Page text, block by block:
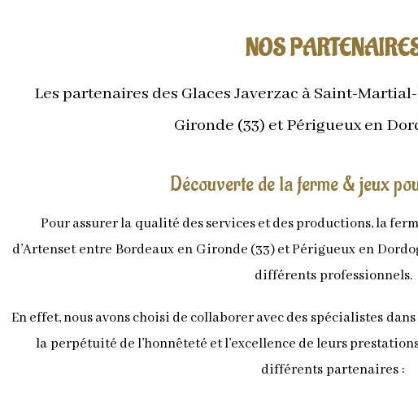
NOS
Les partenaires des Glaces Javerzac à Saint-
Gironde (33) et Périgueux en
Découverte de la ferme & jeux
Pour assurer la qualité des services et des productions, la
d’Artenset entre Bordeaux en Gironde (33) et Périgueux en
différents professionnels.
En effet, nous avons choisi de collaborer avec des spécialistes
la perpétuité de l’honnêteté et l’excellence de leurs
différents partenaires :